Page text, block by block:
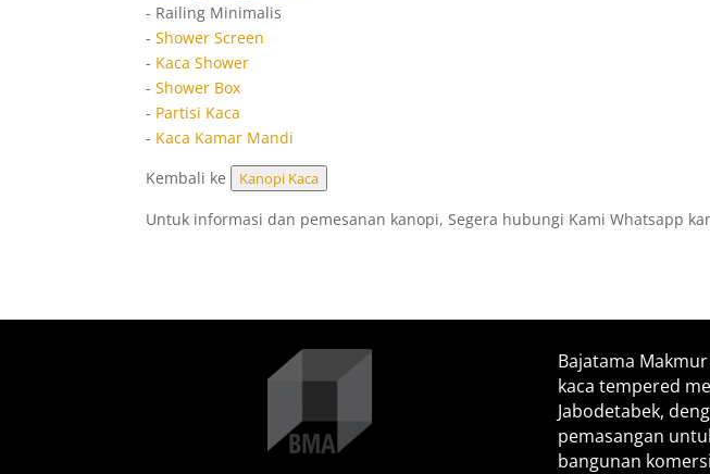
- Railing Minimalis
-Shower Screen
- Kaca Shower
-Shower Box
- Partisi Kaca
- Kaca Kamar Mandi
Kembali ke
Kanopi Kaca
Untuk informasi dan pemesanan kanopi, Segera hubungi Kami Whatsapp
Bajatama
kaca tempered
Jabodetabek,
pemasangan
bangunan